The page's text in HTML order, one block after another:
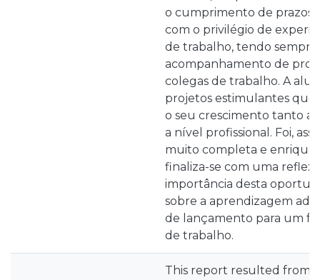
o cumprimento de prazos
com o privilégio de
de trabalho, tendo sempre
acompanhamento de
colegas de trabalho. A
projetos estimulantes
o seu crescimento tanto a
a nível profissional. Foi,
muito completa e
finaliza-se com uma
importância desta
sobre a aprendizagem
de lançamento para um
de trabalho.
This report resulted from